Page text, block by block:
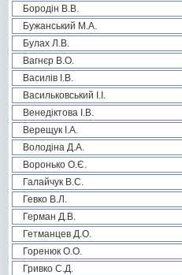
Бородін В.В.
Бужанський М.А.
Булах Л.В.
Вагнєр В.О.
Василів І.В.
Васильковський І.І.
Венедіктова І.В.
Верещук І.А.
Володіна Д.А.
Воронько О.Є.
Галайчук В.С.
Гевко В.Л.
Герман Д.В.
Гетманцев Д.О.
Горенюк О.О.
Гривко С.Д.